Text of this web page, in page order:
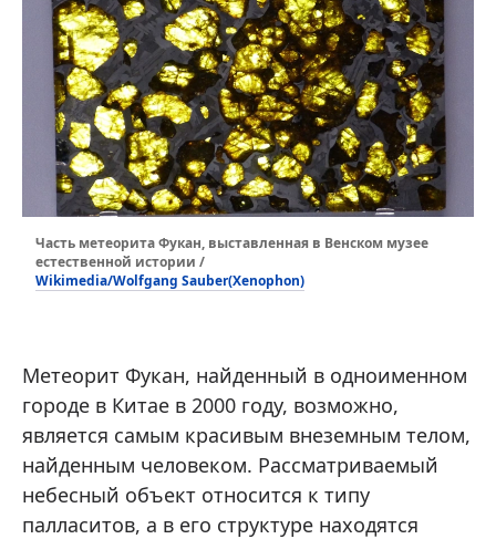
Часть метеорита Фукан, выставленная в Венском музее
естественной истории /
Wikimedia/Wolfgang Sauber(Xenophon)
Метеорит Фукан, найденный в одноименном
городе в Китае в 2000 году, возможно,
является самым красивым внеземным телом,
найденным человеком. Рассматриваемый
небесный объект относится к типу
палласитов, а в его структуре находятся